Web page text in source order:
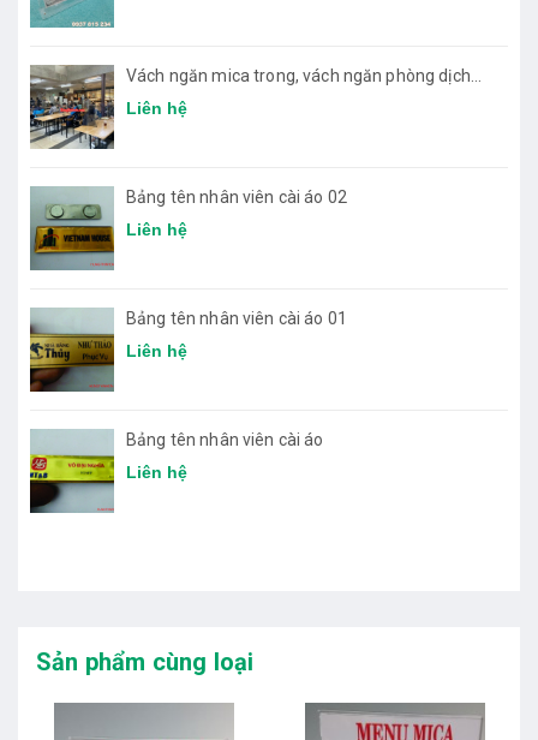
Vách ngăn mica trong, vách ngăn phòng dịch
bệnh
Liên hệ
Bảng tên nhân viên cài áo 02
Liên hệ
Bảng tên nhân viên cài áo 01
Liên hệ
Bảng tên nhân viên cài áo
Liên hệ
Sản phẩm cùng loại